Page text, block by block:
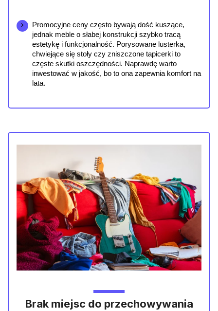
Promocyjne ceny często bywają dość kuszące,
jednak meble o słabej konstrukcji szybko tracą
estetykę i funkcjonalność. Porysowane lusterka,
chwiejące się stoły czy zniszczone tapicerki to
częste skutki oszczędności. Naprawdę warto
inwestować w jakość, bo to ona zapewnia komfort na
lata.
Brak miejsc do przechowywania